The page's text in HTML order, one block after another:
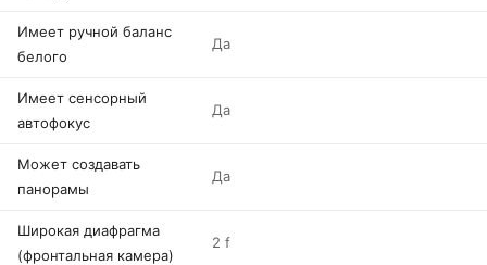
Имеет ручной баланс
белого
Да
Имеет сенсорный
автофокус
Да
Может создавать
панорамы
Да
Широкая диафрагма
(фронтальная камера)
2 f